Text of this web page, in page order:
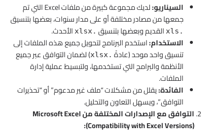
السيناريو:
لديك مجموعة كبيرة من ملفات Excel التي تم
جمعها من مصادر مختلفة أو على مدار سنوات، بعضها بتنسيق
.xls القديم وبعضها بتنسيق .xlsx
الأحدث.
الاستخدام:استخدم البرنامج لتحويل جميع هذه الملفات إلى
تنسيق واحد موحد (عادةً .xlsx
) لضمان التوافق عبر جميع
الأنظمة والبرامج التي تستخدمها، ولتبسيط عملية إدارة
الملفات.
الفائدة:يقلل من مشكلات “ملف غير مدعوم” أو “تحذيرات
التوافق”، ويسهل التعاون والتحليل.
التوافق مع الإصدارات المختلفة من Microsoft Excel
(Compatibility with Excel Versions):